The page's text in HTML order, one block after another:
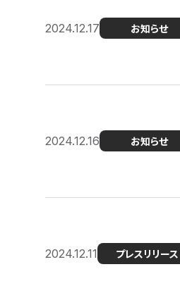
2024.12.17 お知らせ
2024.12.16 お知らせ
2024.12.11 プレスリリース